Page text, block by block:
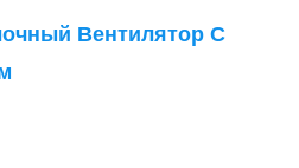
Вентилятор С